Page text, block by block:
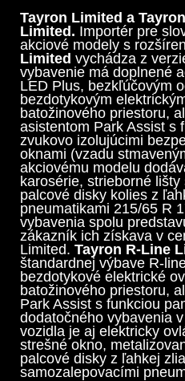
Tayron Limited a
Limited. Importér pre
akciové modely s
Limited vychádza z
vybavenie má doplnené
LED Plus, bezkľúčovým
bezdotykovým
batožinového priestoru,
asistentom Park Assist s
zvukovo izolujúcimi
oknami (vzadu
akciovému modelu
karosérie, strieborné
palcové disky kolies z
pneumatikami 215/65 R
vybavenia spolu
zákazník ich získava v
Limited. Tayron R-Line
štandardnej výbave R-
bezdotykové elektrické
batožinového priestoru,
Park Assist s funkciou
dodatočného vybavenia
vozidla je aj elektricky
strešné okno,
palcové disky z ľahkej
samozalepovacími